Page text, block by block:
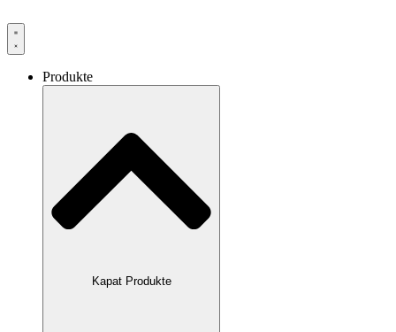
Produkte
Kapat Produkte